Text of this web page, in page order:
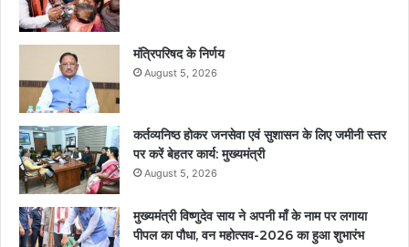
मंत्रिपरिषद के निर्णय
August 5, 2026
कर्तव्यनिष्ठ होकर जनसेवा एवं सुशासन के लिए जमीनी स्तर
पर करें बेहतर कार्य: मुख्यमंत्री
August 5, 2026
मुख्यमंत्री विष्णुदेव साय ने अपनी माँ के नाम पर लगाया
पीपल का पौधा, वन महोत्सव-2026 का हुआ शुभारंभ